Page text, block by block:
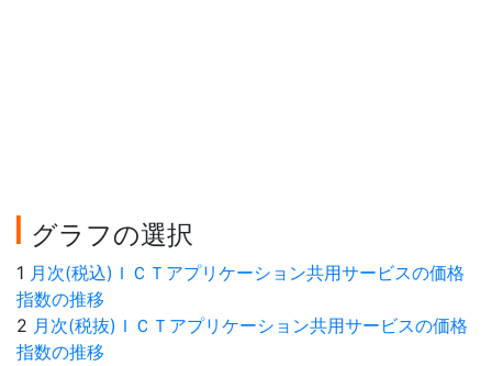
グラフの選択
1 月次(税込)ＩＣＴアプリケーション共用サービスの価格
指数の推移
2 月次(税抜)ＩＣＴアプリケーション共用サービスの価格
指数の推移